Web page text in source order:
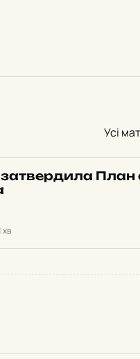
Усі
План
хв